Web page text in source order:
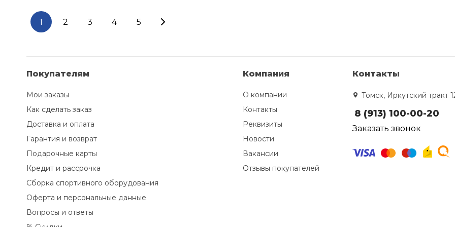
1 2 3 4 5
Покупателям
Мои заказы
Как сделать заказ
Доставка и оплата
Гарантия и возврат
Подарочные карты
Кредит и рассрочка
Сборка спортивного оборудования
Оферта и персональные данные
Вопросы и ответы
Компания
О компании
Контакты
Реквизиты
Новости
Вакансии
Отзывы покупателей
Контакты
Томск, Иркутский тракт
8 (913) 100-00-20
Заказать звонок